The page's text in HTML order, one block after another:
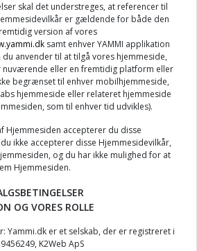
skal det understreges, at referencer til
er gældende for både den
version af vores
samt enhver YAMMI applikation
anvender til at tilgå vores hjemmeside,
nuværende eller en fremtidig platform eller
begrænset til enhver mobilhjemmeside,
hjemmeside eller relateret hjemmeside
som til enhver tid udvikles).
Hjemmesiden accepterer du disse
ikke accepterer disse Hjemmesidevilkår,
og du har ikke mulighed for at
Hjemmesiden.
OG VORES ROLLE
Yammi.dk er et selskab, der er registreret i
K2Web ApS